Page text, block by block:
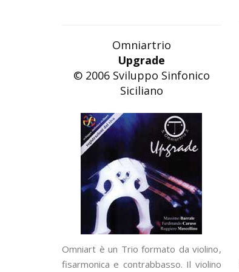
Omniartrio
Upgrade
© 2006 Sviluppo Sinfonico
Siciliano
Omniart è un Trio formato da violino,
fisarmonica e contrabbasso. Il violino